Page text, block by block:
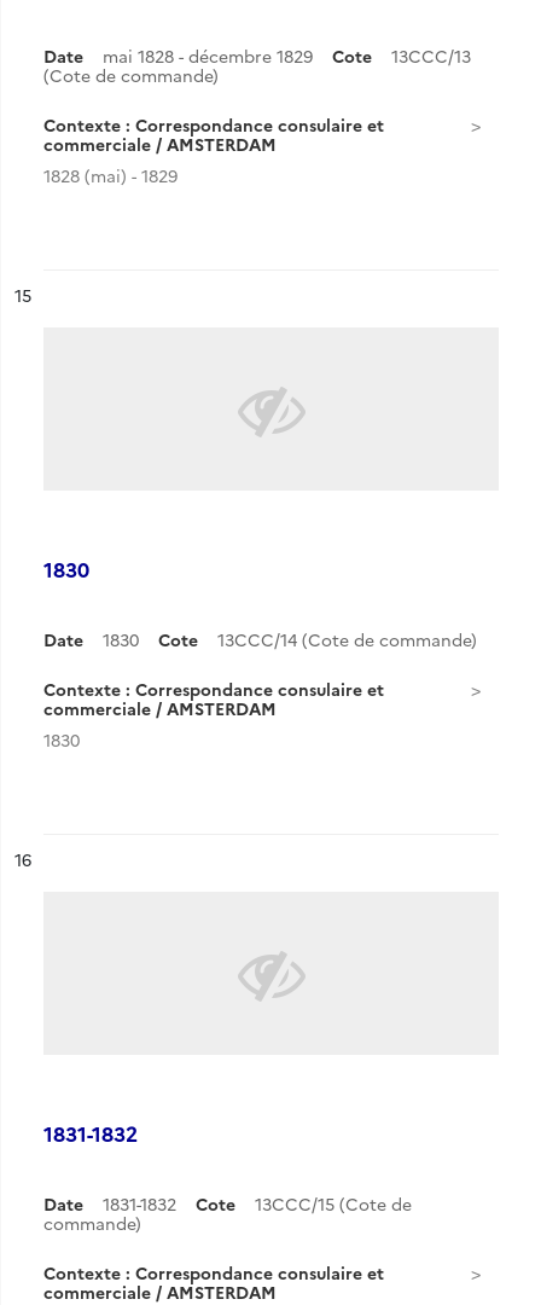
Date mai 1828 - décembre 1829 Cote
13CCC/13
(Cote de commande)
Contexte : Correspondance consulaire et
commerciale / AMSTERDAM
1828 (mai) - 1829
n°
15
1830
Date 1830 Cote 13CCC/14 (Cote de commande)
Contexte : Correspondance consulaire et
commerciale / AMSTERDAM
1830
n°
16
1831-1832
Date 1831-1832 Cote
13CCC/15 (Cote de
commande)
Contexte : Correspondance consulaire et
commerciale / AMSTERDAM